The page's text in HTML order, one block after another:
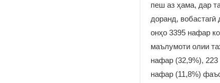
пеш аз ҳама, дар
доранд,
онҳо 3395 нафар
маълумоти олии
нафар (32,9%),
нафар (11,8%)